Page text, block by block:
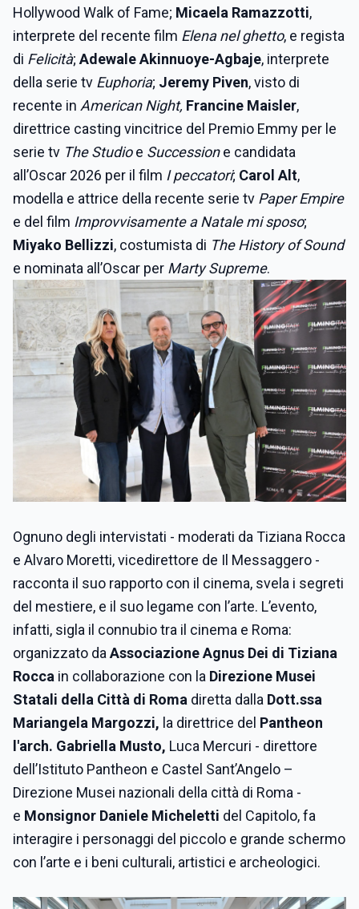
Hollywood Walk of Fame; Micaela Ramazzotti,
interprete del recente film Elena nel ghetto, e regista
di Felicità; Adewale Akinnuoye-Agbaje, interprete
della serie tv Euphoria; Jeremy Piven, visto di
recente in American Night, Francine Maisler,
direttrice casting vincitrice del Premio Emmy per le
serie tv The Studioe Successione candidata
all’Oscar 2026 per il film I peccatori; Carol Alt,
modella e attrice della recente serie tv Paper Empire
e del film Improvvisamente a Natale mi sposo;
Miyako Bellizzi, costumista di The History of Sound
e nominata all’Oscar per Marty Supreme.
Ognuno degli intervistati - moderati da Tiziana Rocca
e Alvaro Moretti, vicedirettore de Il Messaggero -
racconta il suo rapporto con il cinema, svela i segreti
del mestiere, e il suo legame con l’arte. L’evento,
infatti, sigla il connubio tra il cinema e Roma:
organizzato da Associazione Agnus Dei di Tiziana
Rocca in collaborazione con la Direzione Musei
Statali della Città di Roma diretta dalla Dott.ssa
Mariangela Margozzi, la direttrice del Pantheon
l'arch. Gabriella Musto, Luca Mercuri - direttore
dell’Istituto Pantheon e Castel Sant’Angelo –
Direzione Musei nazionali della città di Roma -
e Monsignor Daniele Micheletti del Capitolo, fa
interagire i personaggi del piccolo e grande schermo
con l’arte e i beni culturali, artistici e archeologici.